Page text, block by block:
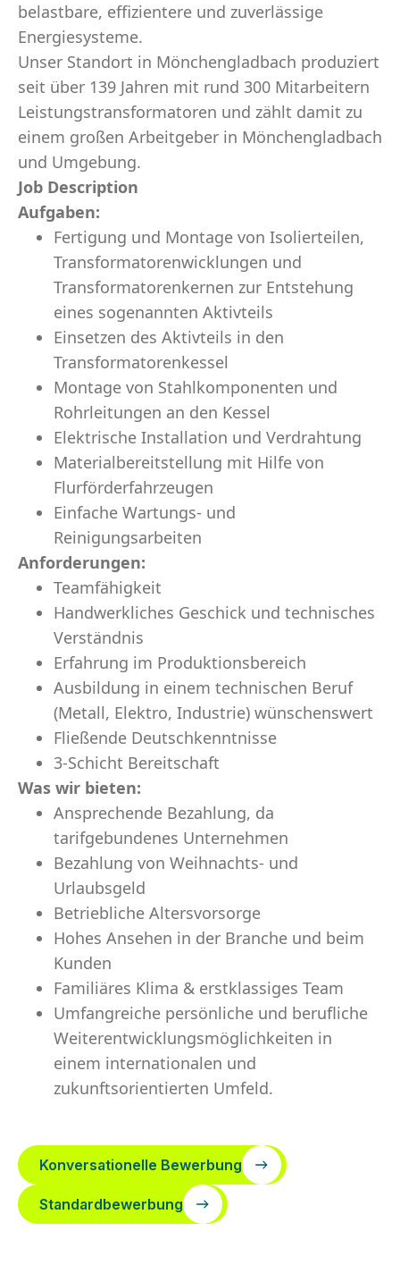
belastbare, effizientere und zuverlässige
Energiesysteme.
Unser Standort in Mönchengladbach produziert
seit über 139 Jahren mit rund 300 Mitarbeitern
Leistungstransformatoren und zählt damit zu
einem großen Arbeitgeber in Mönchengladbach
und Umgebung.
Job Description
Aufgaben:
Fertigung und Montage von Isolierteilen,
Transformatorenwicklungen und
Transformatorenkernen zur Entstehung
eines sogenannten Aktivteils
Einsetzen des Aktivteils in den
Transformatorenkessel
Montage von Stahlkomponenten und
Rohrleitungen an den Kessel
Elektrische Installation und Verdrahtung
Materialbereitstellung mit Hilfe von
Flurförderfahrzeugen
Einfache Wartungs- und
Reinigungsarbeiten
Anforderungen:
Teamfähigkeit
Handwerkliches Geschick und technisches
Verständnis
Erfahrung im Produktionsbereich
Ausbildung in einem technischen Beruf
(Metall, Elektro, Industrie) wünschenswert
Fließende Deutschkenntnisse
3-Schicht Bereitschaft
Was wir bieten:
Ansprechende Bezahlung, da
tarifgebundenes Unternehmen
Bezahlung von Weihnachts- und
Urlaubsgeld
Betriebliche Altersvorsorge
Hohes Ansehen in der Branche und beim
Kunden
Familiäres Klima & erstklassiges Team
Umfangreiche persönliche und berufliche
Weiterentwicklungsmöglichkeiten in
einem internationalen und
zukunftsorientierten Umfeld.
Konversationelle Bewerbung
Standardbewerbung